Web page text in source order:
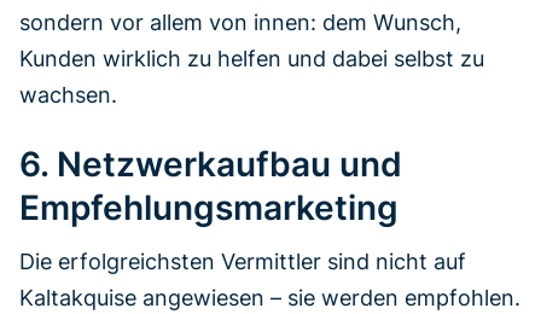
sondern vor allem von innen: dem Wunsch,
Kunden wirklich zu helfen und dabei selbst zu
wachsen.
6. Netzwerkaufbau und
Empfehlungsmarketing
Die erfolgreichsten Vermittler sind nicht auf
Kaltakquise angewiesen – sie werden empfohlen.